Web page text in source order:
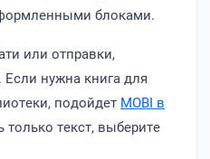
блоками.
или отправки,
Если нужна книга для
подойдет MOBI в
текст, выберите